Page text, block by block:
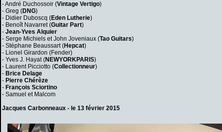
- André Duchossoir (Vintage Vertigo)
- Greg (DNG)
- Didier Duboscq (Eden Lutherie)
- Benoît Navarret (Guitar Part)
- Jean-Yves Alquier
- Serge Michiels et John Joveniaux (Tao Guitars)
- Stéphane Beaussart (Hepcat)
- Lionel Girardon (Fender)
- Yves J. Hayat (NEWYORKPARIS)
- Laurent Picciotto (Collectionneur)
- Brice Delage
- Pierre Chérèze
- François Sciortino
- Samuel et Malcom
Jacques Carbonneaux - le 13 février 2015